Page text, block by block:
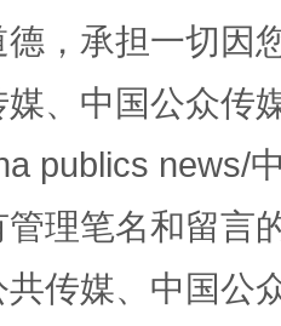
开幕 规模
，承担一切因
、中国公众传
publics news/
理笔名和留言
传媒、中国公